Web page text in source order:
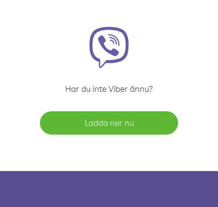
Har du inte Viber ännu?
Ladda ner nu